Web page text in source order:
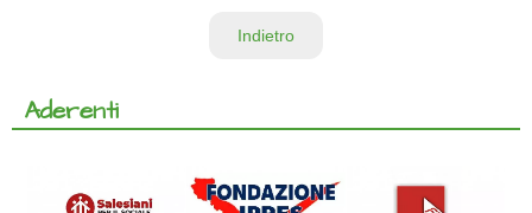
Indietro
Aderenti